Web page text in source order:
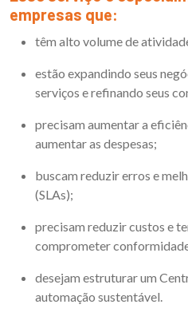
empresas que:
têm alto volume de
estão expandindo seus
serviços e refinando seus
precisam aumentar a
aumentar as despesas;
buscam reduzir erros e
(SLAs);
precisam reduzir custos e
comprometer
desejam estruturar um
automação sustentável.